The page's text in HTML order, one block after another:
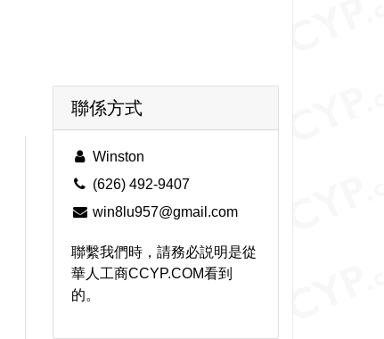
聯係方式
Winston
(626) 492-9407
win8lu957@gmail.com
聯繫我們時，請務必説明是從
華人工商CCYP.COM看到
的。